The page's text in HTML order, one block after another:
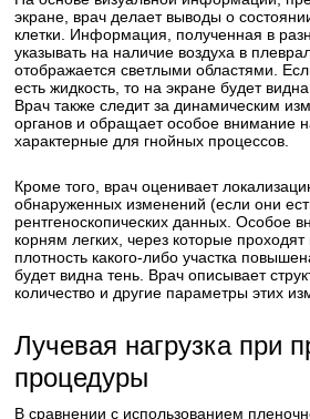
экране, врач делает выводы о
клетки. Информация, полученная в
указывать на наличие воздуха в
отображается светлыми областями.
есть жидкость, то на экране будет
Врач также следит за динамическим
органов и обращает особое внимание
характерные для гнойных процессов.
Кроме того, врач оценивает
обнаруженных изменений (если они
рентгеноскопических данных. Особое
корням легких, через которые
плотность какого-либо участка
будет видна тень. Врач описывает
количество и другие параметры этих
Лучевая нагрузка при
процедуры
В сравнении с использованием